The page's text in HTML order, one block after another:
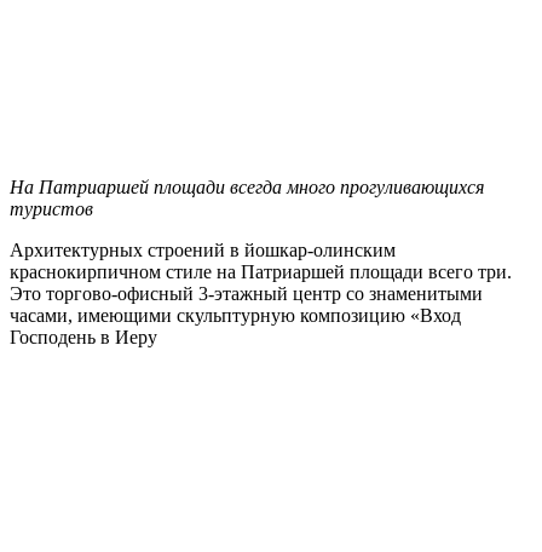
На Патриаршей площади всегда много прогуливающихся
туристов
Архитектурных строений в йошкар-олинским
краснокирпичном стиле на Патриаршей площади всего три.
Это торгово-офисный 3-этажный центр со знаменитыми
часами, имеющими скульптурную композицию «Вход
Господень в Иеру